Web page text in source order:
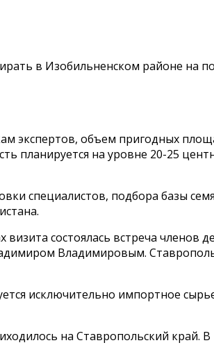
в Изобильненском районе на
экспертов, объем пригодных
планируется на уровне 20-25
специалистов, подбора базы
состоялась встреча членов
Владимировым.
исключительно импортное
на Ставропольский край.